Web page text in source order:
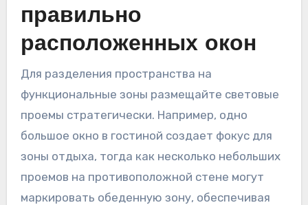
правильно
расположенных окон
Для разделения пространства на
функциональные зоны размещайте световые
проемы стратегически. Например, одно
большое окно в гостиной создает фокус для
зоны отдыха, тогда как несколько небольших
проемов на противоположной стене могут
маркировать обеденную зону, обеспечивая